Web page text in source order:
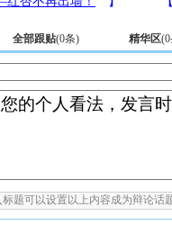
全部跟贴(0条) 精华区(0